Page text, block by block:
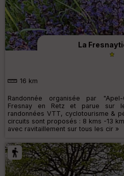
La
16 km
Randonnée organisée par
Fresnay en Retz et parue sur
randonnées VTT, cyclotourisme &
circuits sont proposés : 8 kms -13
avec ravitaillement sur tous les cir »